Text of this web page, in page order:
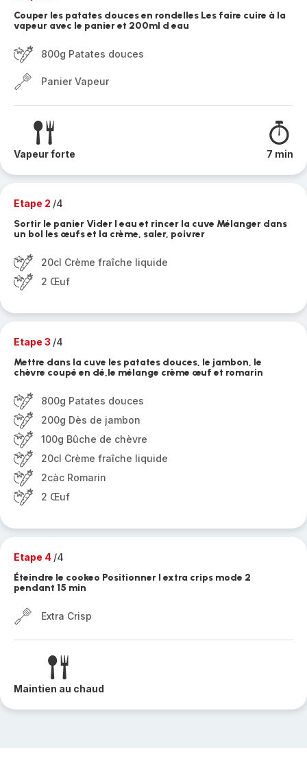
Couper les patates douces en rondelles Les faire cuire à la
vapeur avec le panier et 200ml d eau
800g Patates douces
Panier Vapeur
Vapeur forte 7 min
Etape 2 /4
Sortir le panier Vider l eau et rincer la cuve Mélanger dans
un bol les œufs et la crème, saler, poivrer
20cl Crème fraîche liquide
2 Œuf
Etape 3 /4
Mettre dans la cuve les patates douces, le jambon, le
chèvre coupé en dé,le mélange crème œuf et romarin
800g Patates douces
200g Dès de jambon
100g Bûche de chèvre
20cl Crème fraîche liquide
2càc Romarin
2 Œuf
Etape 4 /4
Éteindre le cookeo Positionner l extra crips mode 2
pendant 15 min
Extra Crisp
Maintien au chaud